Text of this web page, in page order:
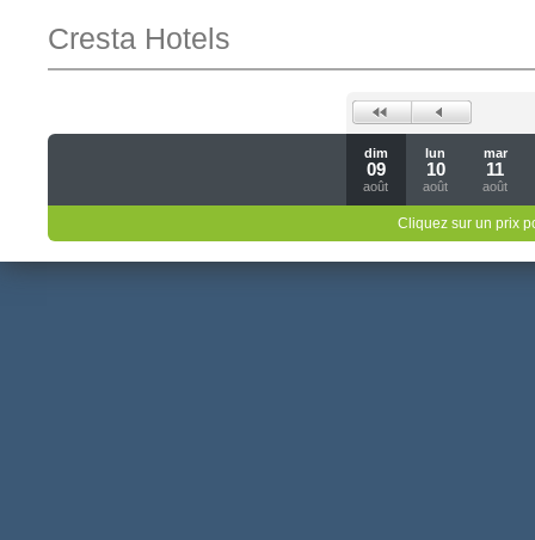
Cresta Hotels
dim
09
août
lun
10
août
mar
11
août
Cliquez sur un prix